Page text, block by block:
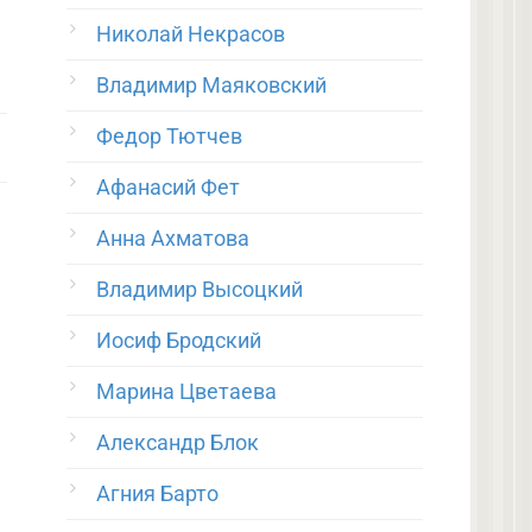
Николай Некрасов
Владимир Маяковский
Федор Тютчев
Афанасий Фет
Анна Ахматова
Владимир Высоцкий
Иосиф Бродский
Марина Цветаева
Александр Блок
Агния Барто